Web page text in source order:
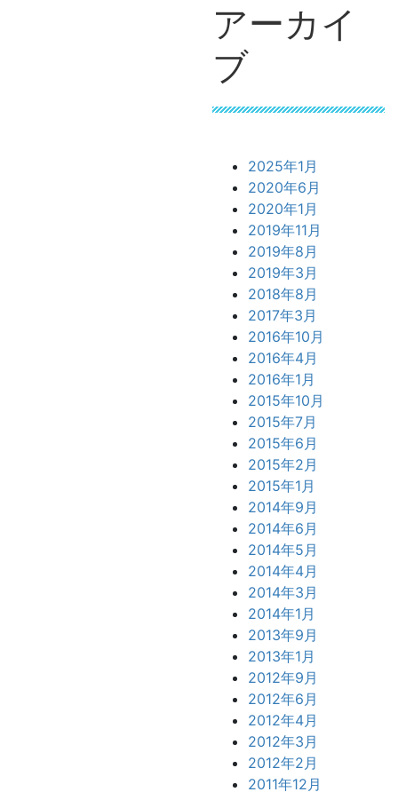
アーカイ
ブ
2025年1月
2020年6月
2020年1月
2019年11月
2019年8月
2019年3月
2018年8月
2017年3月
2016年10月
2016年4月
2016年1月
2015年10月
2015年7月
2015年6月
2015年2月
2015年1月
2014年9月
2014年6月
2014年5月
2014年4月
2014年3月
2014年1月
2013年9月
2013年1月
2012年9月
2012年6月
2012年4月
2012年3月
2012年2月
2011年12月